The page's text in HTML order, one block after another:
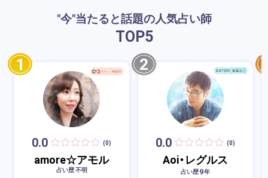
"今"当たると話題の人気占い師
TOP5
1
0.0 (0)
amore☆アモル
占い歴 不明
2
0.0 (0)
Aoi・レグルス
占い歴9年